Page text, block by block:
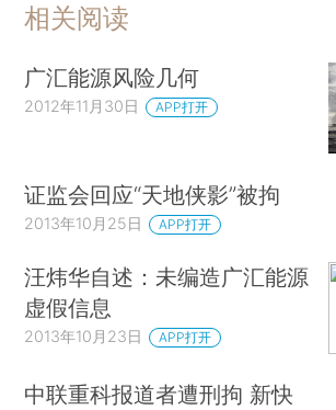
相关阅读
广汇能源风险几何
2012年11月30日 APP打开
证监会回应“天地侠影”被拘
2013年10月25日 APP打开
汪炜华自述：未编造广汇能源
虚假信息
2013年10月23日 APP打开
中联重科报道者遭刑拘 新快